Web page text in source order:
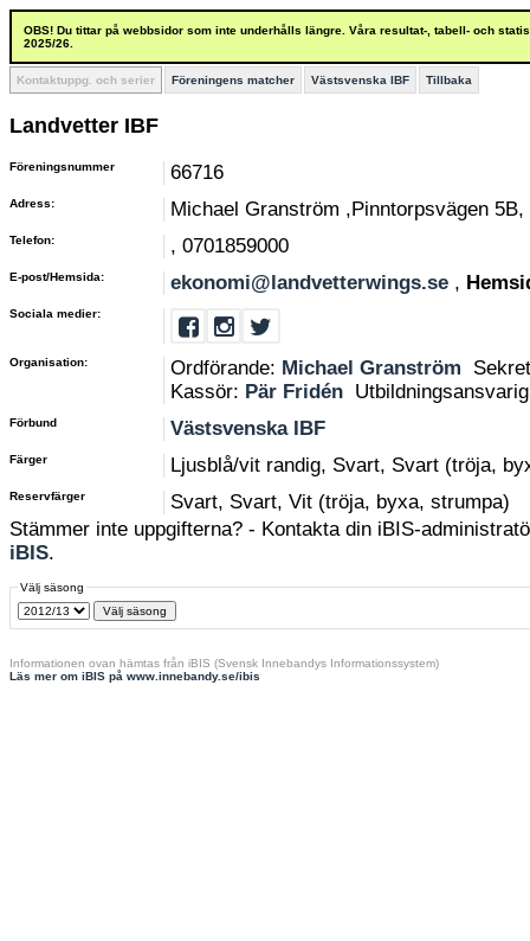
OBS! Du tittar på webbsidor som inte underhålls längre. Våra resultat-, tabell- och
2025/26.
Kontaktuppg. och serier Föreningens matcher Västsvenska IBF Tillbaka
Landvetter IBF
Föreningsnummer 66716
Adress: Michael Granström ,Pinntorpsvägen
Telefon: , 0701859000
E-post/Hemsida: ekonomi@landvetterwings.se ,
Sociala medier:
Organisation: Ordförande: Michael Granström
Kassör: Pär Fridén
Förbund Västsvenska IBF
Färger Ljusblå/vit randig, Svart, Svart (tröja,
Reservfärger
Svart, Svart, Vit (tröja, byxa, strumpa)
Stämmer inte uppgifterna? - Kontakta din iBIS-
iBIS.
Välj säsong
Informationen ovan hämtas från iBIS (Svensk Innebandys Informationssystem)
Läs mer om iBIS på www.innebandy.se/ibis